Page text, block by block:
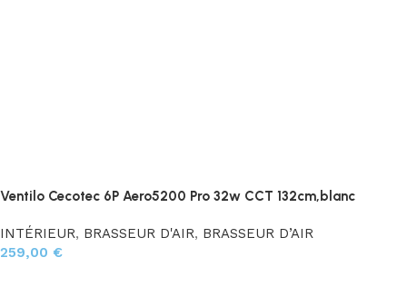
Ventilo Cecotec 6P Aero5200 Pro 32w CCT 132cm,blanc
INTÉRIEUR, BRASSEUR D'AIR, BRASSEUR D’AIR
259,00 €